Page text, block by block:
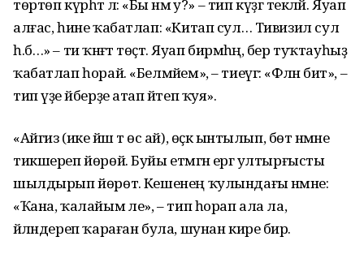
төртөп күрһәтә лә: «Бы нәмә у?» – тип күҙгә текләй. Яуап
алғас, һине ҡабатлап: «Китап сул… Тивизил сул
һ.б…» – ти ҡәнәғәт төҫтә. Яуап бирмәһәң, бер туҡтауһыҙ
ҡабатлап һорай. «Белмәйем», – тиеүгә: «Фәлән бит», –
тип үҙе әйберҙе атап әйтеп ҡуя».
«Айгиз (ике йәш тә өс ай), өҫкә ынтылып, бөтә нәмәне
тикшереп йөрөй. Буйы етмәгән ергә ултырғысты
шылдырып йөрөтә. Кешенең ҡулындағы нәмәне:
«Ҡана, ҡалайым әле», – тип һорап ала ла,
әйләндереп ҡараған була, шунан кире бирә.